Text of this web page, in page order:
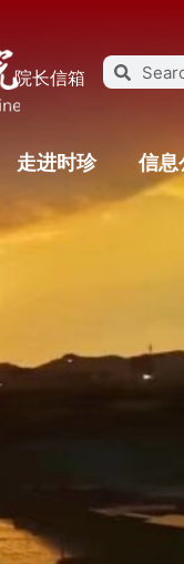
院长信箱
走进时珍 信息